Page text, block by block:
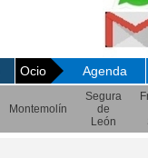
Ocio Agenda
Montemolín
Segura
de
León